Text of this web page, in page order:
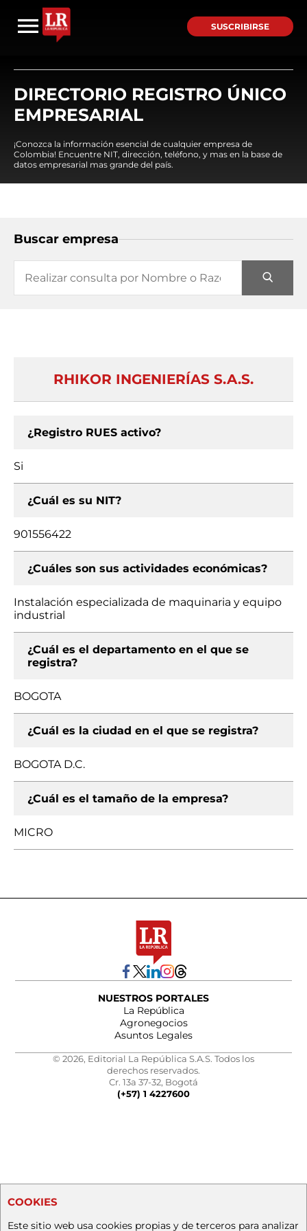
SUSCRIBIRSE
DIRECTORIO REGISTRO ÚNICO
EMPRESARIAL
¡Conozca la información esencial de cualquier empresa de
Colombia! Encuentre NIT, dirección, teléfono, y mas en la base de
datos empresarial mas grande del país.
Buscar empresa
RHIKOR INGENIERÍAS S.A.S.
¿Registro RUES activo?
Si
¿Cuál es su NIT?
901556422
¿Cuáles son sus actividades económicas?
Instalación especializada de maquinaria y equipo
industrial
¿Cuál es el departamento en el que se
registra?
BOGOTA
¿Cuál es la ciudad en el que se registra?
BOGOTA D.C.
¿Cuál es el tamaño de la empresa?
MICRO
NUESTROS PORTALES
La República
Agronegocios
Asuntos Legales
© 2026, Editorial La República S.A.S. Todos los
derechos reservados.
Cr. 13a 37-32, Bogotá
(+57) 1 4227600
COOKIES
Este sitio web usa cookies propias y de terceros para analizar